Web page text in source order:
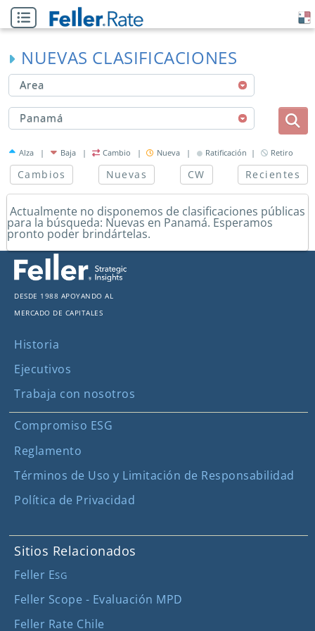
NUEVAS CLASIFICACIONES
Area
Panamá
Alza | Baja | Cambio | Nueva | Ratificación | Retiro
Cambios Nuevas CW Recientes
Actualmente no disponemos de clasificaciones públicas
para la búsqueda: Nuevas en Panamá. Esperamos
pronto poder brindártelas.
Desde 1988 apoyando al
mercado de capitales
Historia
Ejecutivos
Trabaja con nosotros
Compromiso ESG
Reglamento
Términos de Uso y Limitación de Responsabilidad
Política de Privacidad
Sitios Relacionados
Feller ESG
Feller Scope - Evaluación MPD
Feller Rate Chile